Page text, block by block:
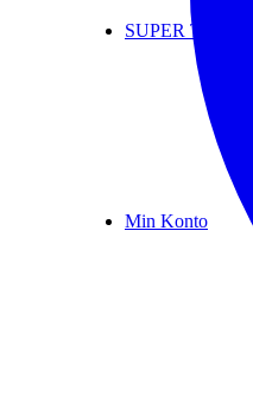
SUPER TILBUD
Min Konto